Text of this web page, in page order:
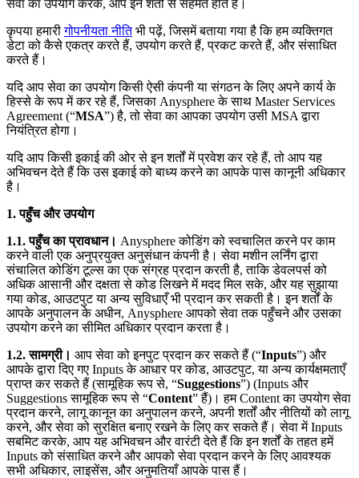
सेवा का उपयोग करके, आप इन शर्तों से सहमत होते हैं।
कृपया हमारीगोपनीयता नीति⁠भी पढ़ें, जिसमें बताया गया है कि हम व्यक्तिगत
डेटा को कैसे एकत्र करते हैं, उपयोग करते हैं, प्रकट करते हैं, और संसाधित
करते हैं।
यदि आप सेवा का उपयोग किसी ऐसी कंपनी या संगठन के लिए अपने कार्य के
हिस्से के रूप में कर रहे हैं, जिसका Anysphere के साथ Master Services
Agreement (“MSA”) है, तो सेवा का आपका उपयोग उसी MSA द्वारा
नियंत्रित होगा।
यदि आप किसी इकाई की ओर से इन शर्तों में प्रवेश कर रहे हैं, तो आप यह
अभिवचन देते हैं कि उस इकाई को बाध्य करने का आपके पास कानूनी अधिकार
है।
1. पहुँच और उपयोग
1.1. पहुँच का प्रावधान। Anysphere कोडिंग को स्वचालित करने पर काम
करने वाली एक अनुप्रयुक्त अनुसंधान कंपनी है। सेवा मशीन लर्निंग द्वारा
संचालित कोडिंग टूल्स का एक संग्रह प्रदान करती है, ताकि डेवलपर्स को
अधिक आसानी और दक्षता से कोड लिखने में मदद मिल सके, और यह सुझाया
गया कोड, आउटपुट या अन्य सुविधाएँ भी प्रदान कर सकती है। इन शर्तों के
आपके अनुपालन के अधीन, Anysphere आपको सेवा तक पहुँचने और उसका
उपयोग करने का सीमित अधिकार प्रदान करता है।
1.2. सामग्री। आप सेवा को इनपुट प्रदान कर सकते हैं (“Inputs”) और
आपके द्वारा दिए गए Inputs के आधार पर कोड, आउटपुट, या अन्य कार्यक्षमताएँ
प्राप्त कर सकते हैं (सामूहिक रूप से, “Suggestions”) (Inputs और
Suggestions सामूहिक रूप से “Content” हैं)। हम Content का उपयोग सेवा
प्रदान करने, लागू कानून का अनुपालन करने, अपनी शर्तों और नीतियों को लागू
करने, और सेवा को सुरक्षित बनाए रखने के लिए कर सकते हैं। सेवा में Inputs
सबमिट करके, आप यह अभिवचन और वारंटी देते हैं कि इन शर्तों के तहत हमें
Inputs को संसाधित करने और आपको सेवा प्रदान करने के लिए आवश्यक
सभी अधिकार, लाइसेंस, और अनुमतियाँ आपके पास हैं।